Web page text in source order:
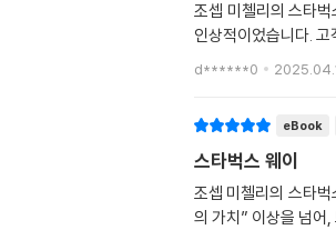
조셉 미첼리의 스타
인상적이었습니다.
d******0
eBook
스타벅스 웨이
조셉 미첼리의 스타
의 가치” 이상을 넘어